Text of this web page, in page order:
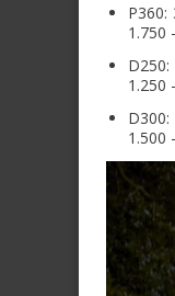
1.750
1.250
1.500